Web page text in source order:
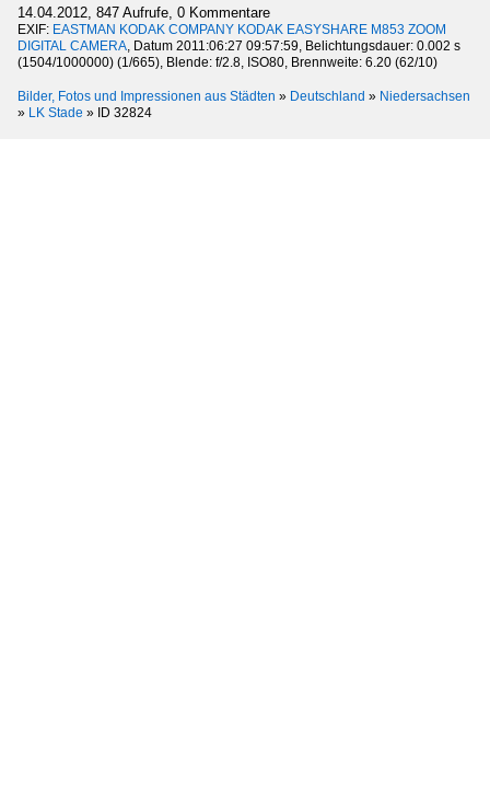
14.04.2012, 847 Aufrufe, 0 Kommentare
EXIF: EASTMAN KODAK COMPANY KODAK EASYSHARE M853 ZOOM
DIGITAL CAMERA, Datum 2011:06:27 09:57:59, Belichtungsdauer: 0.002 s
(1504/1000000) (1/665), Blende: f/2.8, ISO80, Brennweite: 6.20 (62/10)
Bilder, Fotos und Impressionen aus Städten » Deutschland » Niedersachsen
» LK Stade » ID 32824